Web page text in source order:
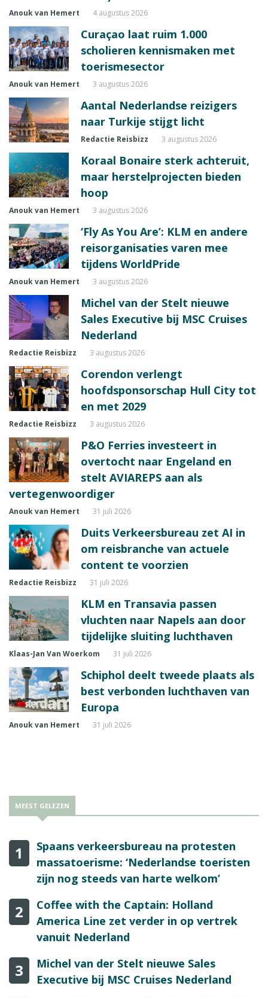
Anouk van Hemert 4 augustus 2026
Curaçao laat ruim 1.000
scholieren kennismaken met
toerismesector
Anouk van Hemert 3 augustus 2026
Aantal Nederlandse reizigers
naar Turkije stijgt licht
Redactie Reisbizz 3 augustus 2026
Koraal Bonaire sterk achteruit,
maar herstelprojecten bieden
hoop
Anouk van Hemert 3 augustus 2026
‘Fly As You Are’: KLM en andere
reisorganisaties varen mee
tijdens WorldPride
Anouk van Hemert 3 augustus 2026
Michel van der Stelt nieuwe
Sales Executive bij MSC Cruises
Nederland
Redactie Reisbizz 3 augustus 2026
Corendon verlengt
hoofdsponsorschap Hull City tot
en met 2029
Redactie Reisbizz 3 augustus 2026
P&O Ferries investeert in
overtocht naar Engeland en
stelt AVIAREPS aan als
vertegenwoordiger
Anouk van Hemert 31 juli 2026
Duits Verkeersbureau zet AI in
om reisbranche van actuele
content te voorzien
Redactie Reisbizz 31 juli 2026
KLM en Transavia passen
vluchten naar Napels aan door
tijdelijke sluiting luchthaven
Klaas-Jan Van Woerkom 31 juli 2026
Schiphol deelt tweede plaats als
best verbonden luchthaven van
Europa
Anouk van Hemert 31 juli 2026
MEEST GELEZEN
1
Spaans verkeersbureau na protesten
massatoerisme: ‘Nederlandse toeristen
zijn nog steeds van harte welkom’
2
Coffee with the Captain: Holland
America Line zet verder in op vertrek
vanuit Nederland
3
Michel van der Stelt nieuwe Sales
Executive bij MSC Cruises Nederland